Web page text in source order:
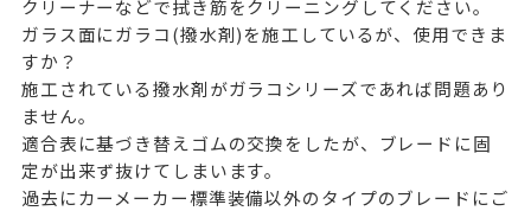
クリーナーなどで拭き筋をクリーニングしてください。
ガラス面にガラコ(撥水剤)を施工しているが、使用できま
すか？
施工されている撥水剤がガラコシリーズであれば問題あり
ません。
適合表に基づき替えゴムの交換をしたが、ブレードに固
定が出来ず抜けてしまいます。
過去にカーメーカー標準装備以外のタイプのブレードにご